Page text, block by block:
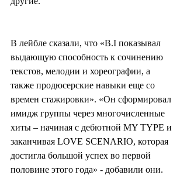
В лейбле сказали, что «B.I показывал
выдающую способность к сочинению
текстов, мелодии и хореографии, а
также продюсерские навыки еще со
времен стажировки». «Он сформировал
имидж группы через многочисленные
хиты – начиная с дебютной MY TYPE и
заканчивая LOVE SCENARIO, которая
достигла большой успех во первой
половине этого года» - добавили они.